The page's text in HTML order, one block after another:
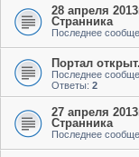
28 апреля
Странника
Последнее
Портал
Последнее
Ответы: 2
27 апреля
Странника
Последнее